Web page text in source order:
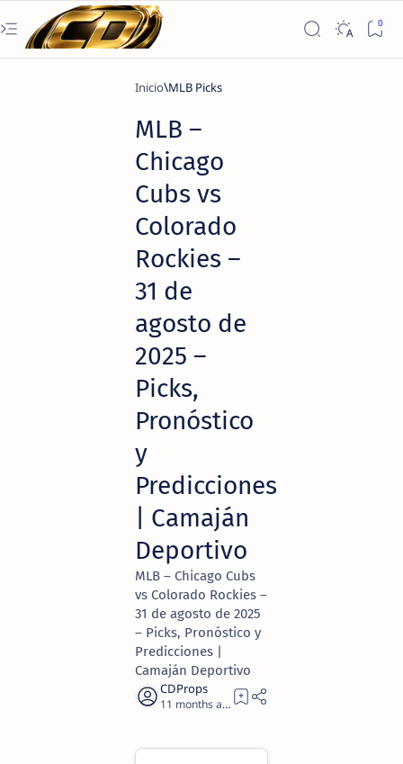
Inicio MLB Picks
MLB –
Chicago
Cubs vs
Colorado
Rockies –
31 de
agosto de
2025 –
Picks,
Pronóstico
y
Predicciones
| Camaján
Deportivo
MLB – Chicago Cubs
vs Colorado Rockies –
31 de agosto de 2025
– Picks, Pronóstico y
Predicciones |
Camaján Deportivo
11 months ago 2